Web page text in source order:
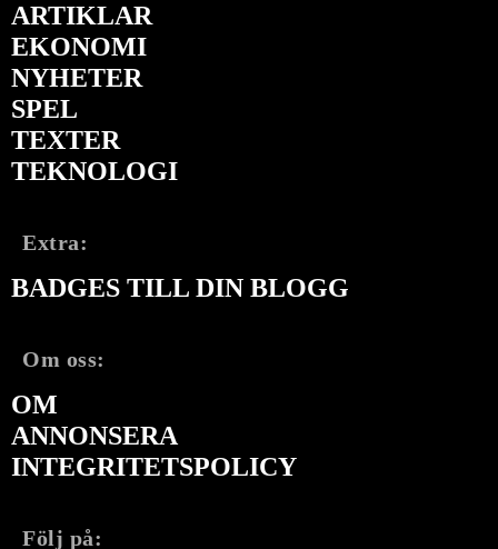
ARTIKLAR
EKONOMI
NYHETER
SPEL
TEXTER
TEKNOLOGI
Extra:
BADGES TILL DIN BLOGG
Om oss:
OM
ANNONSERA
INTEGRITETSPOLICY
Följ på: